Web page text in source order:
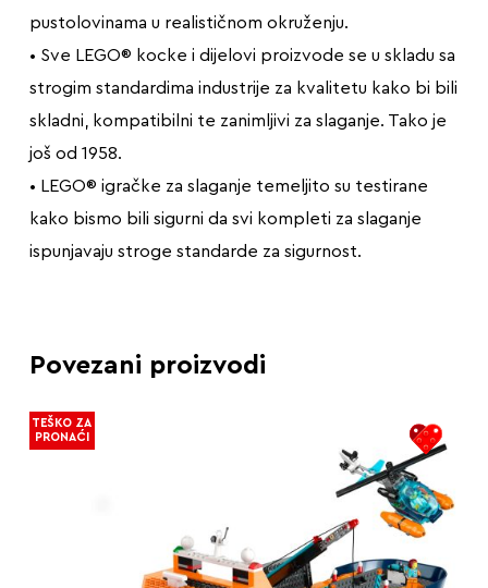
pustolovinama u realističnom okruženju.
• Sve LEGO® kocke i dijelovi proizvode se u skladu sa
strogim standardima industrije za kvalitetu kako bi bili
skladni, kompatibilni te zanimljivi za slaganje. Tako je
još od 1958.
• LEGO® igračke za slaganje temeljito su testirane
kako bismo bili sigurni da svi kompleti za slaganje
ispunjavaju stroge standarde za sigurnost.
Povezani proizvodi
TEŠKO ZA
PRONAĆI